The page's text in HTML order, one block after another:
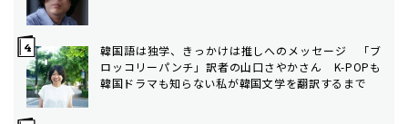
韓国語は独学、きっかけは推しへのメッセージ 「ブ
ロッコリーパンチ」訳者の山口さやかさん K-POPも
韓国ドラマも知らない私が韓国文学を翻訳するまで